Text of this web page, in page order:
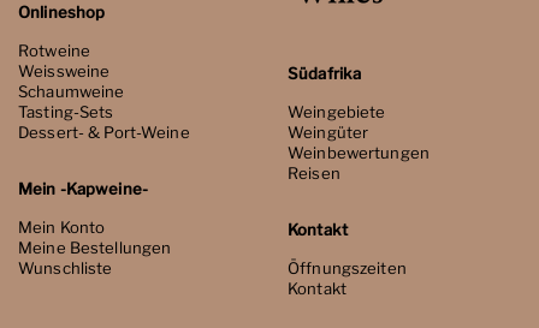
Onlineshop
Rotweine
Weissweine
Schaumweine
Tasting-Sets
Dessert- & Port-Weine
Mein -Kapweine-
Mein Konto
Meine Bestellungen
Wunschliste
Südafrika
Weingebiete
Weingüter
Weinbewertungen
Reisen
Kontakt
Öffnungszeiten
Kontakt